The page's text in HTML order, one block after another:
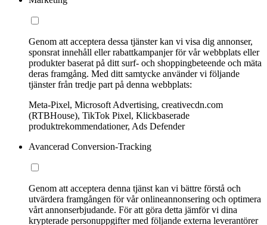
Genom att acceptera dessa tjänster kan vi visa dig annonser,
sponsrat innehåll eller rabattkampanjer för vår webbplats eller
produkter baserat på ditt surf- och shoppingbeteende och mäta
deras framgång. Med ditt samtycke använder vi följande
tjänster från tredje part på denna webbplats:
Meta-Pixel, Microsoft Advertising, creativecdn.com
(RTBHouse), TikTok Pixel, Klickbaserade
produktrekommendationer, Ads Defender
Avancerad Conversion-Tracking
Genom att acceptera denna tjänst kan vi bättre förstå och
utvärdera framgången för vår onlineannonsering och optimera
vårt annonserbjudande. För att göra detta jämför vi dina
krypterade personuppgifter med följande externa leverantörer